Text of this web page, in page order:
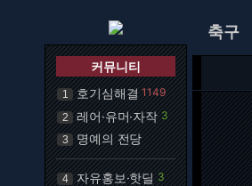
커뮤니티
1 호기심해결 1149
2 레어·유머·자작 3
3 명예의 전당
4 자유홍보·핫딜 3
축구